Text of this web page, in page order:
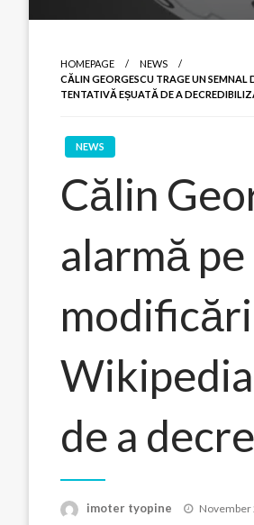
HOMEPAGE
NEWS
CĂLIN GEORGESCU TRAGE UN SEMNAL
TENTATIVĂ EȘUATĂ DE A
NEWS
Călin
alarmă
modificări
de a
imoter tyopine
Posted
November